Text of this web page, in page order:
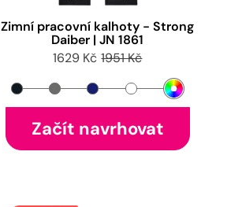
Zimní pracovní kalhoty - Strong
Daiber | JN 1861
1629 Kč 1951 Kč
Začít navrhovat